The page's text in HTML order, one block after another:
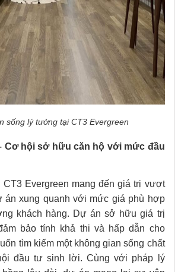
sống lý tưởng tại CT3 Evergreen
Cơ hội sở hữu căn hộ với mức đầu
CT3 Evergreen mang đến giá trị vượt
án xung quanh với mức giá phù hợp
khách hàng. Dự án sở hữu giá trị
bảo tính khả thi và hấp dẫn cho
tìm kiếm một không gian sống chất
đầu tư sinh lời. Cùng với pháp lý